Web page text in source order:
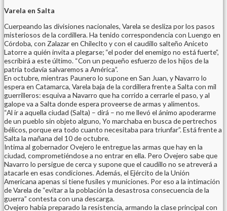
Varela en Salta
Cuerpeando las divisiones nacionales, Varela se desliza por los pasos
misteriosos de la cordillera. Ha tenido correspondencia con Luengo en
Córdoba, con Zalazar en Chileclto y con el caudillo salteño Aniceto
Latorre a quién invita a plegarse; “el poder del enemigo no está fuerte”,
escribirá a este último. “Con un pequeño esfuerzo de los hijos de la
patria todavía salvaremos a América”.
En octubre, mientras Paunero lo supone en San Juan, y Navarro lo
espera en Catamarca, Varela baja de la cordillera frente a Salta con mil
guerrilleros: esquiva a Navarro que ha corrido a cerrarle el paso, y al
galope va a Salta donde espera proveerse de armas y alimentos.
“Al ir a aquella ciudad (Salta) – dirá – no me llevó el ánimo apoderarme
de un pueblo sin objeto alguno, Yo marchaba en busca de pertrechos
bélicos, porque era todo cuanto necesitaba para triunfar”. Está frente a
Salta la mañana del 10 de octubre.
Intima al gobernador Ovejero le entregue las armas que hay en la
ciudad, comprometiéndose a no entrar en ella. Pero Ovejero sabe que
Navarro lo persigue de cerca y supone que el caudillo no se atreverá a
atacarle en esas condiciones. Además, el Ejército de la Unión
Americana apenas si tiene fusiles y municiones. Por eso a la intimación
de Varela de “evitar a la población la desastrosa consecuencia de la
guerra” contesta con una descarga.
Ovejero había preparado la resistencia, armando la clase principal con